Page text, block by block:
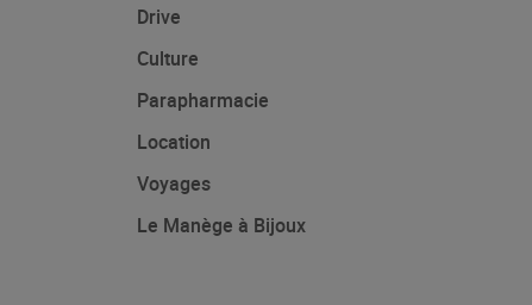
Drive
Culture
Parapharmacie
Location
Voyages
Le Manège à Bijoux